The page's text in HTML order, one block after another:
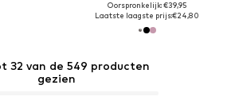
Oorspronkelijk: €39,95
Laatste laagste prijs:€24,80
32 van de 549 producten
gezien